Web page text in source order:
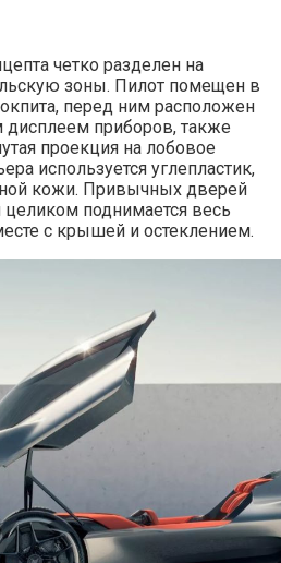
четко разделен на
зоны. Пилот помещен в
перед ним расположен
приборов, также
проекция на лобовое
используется углепластик,
кожи. Привычных дверей
целиком поднимается весь
с крышей и остеклением.